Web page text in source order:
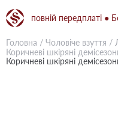
повній передплаті ●
Головна / Чоловіче взуття /
Коричневі шкіряні
Коричневі шкіряні